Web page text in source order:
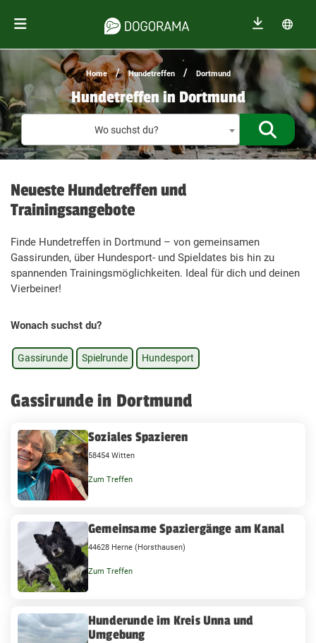
Home / Hundetreffen / Dortmund
Hundetreffen in Dortmund
Wo suchst du? Treffen
Neueste Hundetreffen und
Trainingsangebote
Finde Hundetreffen in Dortmund – von gemeinsamen
Gassirunden, über Hundesport- und Spieldates bis hin zu
spannenden Trainingsmöglichkeiten. Ideal für dich und deinen
Vierbeiner!
Wonach suchst du?
Gassirunde Spielrunde Hundesport
Gassirunde in Dortmund
Soziales Spazieren
58454 Witten
Zum Treffen
Gemeinsame Spaziergänge am Kanal
44628 Herne (Horsthausen)
Zum Treffen
Hunderunde im Kreis Unna und
Umgebung